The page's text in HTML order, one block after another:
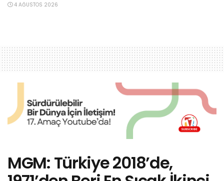
4 AĞUSTOS 2026
MGM: Türkiye 2018’de,